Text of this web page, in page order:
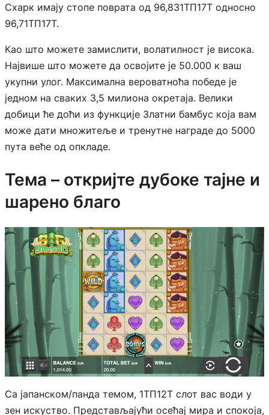
Схарк имају стопе поврата од 96,831ТП17Т односно
96,71ТП17Т.
Као што можете замислити, волатилност је висока.
Највише што можете да освојите је 50.000 к ваш
укупни улог. Максимална вероватноћа победе је
једном на сваких 3,5 милиона окретаја. Велики
добици ће доћи из функције Златни бамбус која вам
може дати множитеље и тренутне награде до 5000
пута веће од опкладе.
Тема – откријте дубоке тајне и
шарено благо
Са јапанском/панда темом, 1ТП12Т слот вас води у
зен искуство. Представљајући осећај мира и спокоја,